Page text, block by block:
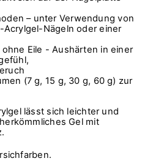
– unter Verwendung von
Nägeln oder einer
Eile - Aushärten in einer
(7 g, 15 g, 30 g, 60 g) zur
lässt sich leichter und
Gel mit